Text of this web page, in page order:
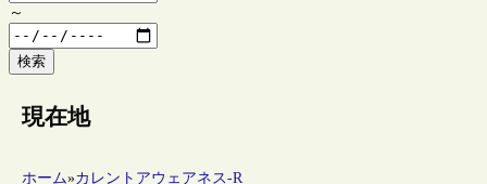
～
検索
現在地
ホーム»カレントアウェアネス-R